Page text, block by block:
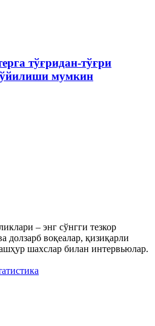
тўғридан-тўғри
мумкин
– энг сўнгги тезкор
долзарб воқеалар, қизиқарли
шахслар билан интервьюлар.